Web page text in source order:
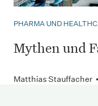
PHARMA UND
Mythen und
Matthias Stauffacher